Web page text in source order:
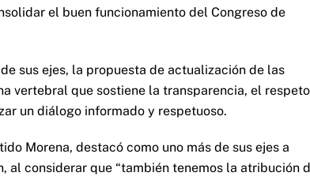
el buen funcionamiento del Congreso de
sus ejes, la propuesta de actualización de las
vertebral que sostiene la transparencia, el
un diálogo informado y respetuoso.
Morena, destacó como uno más de sus ejes a
al considerar que “también tenemos la atribución